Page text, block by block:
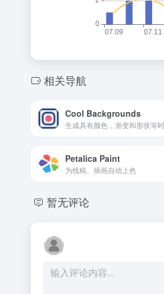
相关导航
Cool Backgrounds
Petalica Paint
为线稿、插画自动上色
暂无评论